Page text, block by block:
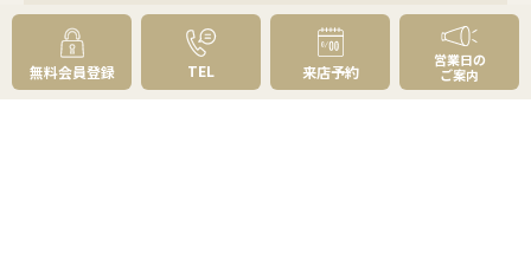
会社案内TOP
私たちについて
アクセス
受賞歴
センチュリー21とは
無料会員登録 TEL 来店予約
営業日の
ご案内